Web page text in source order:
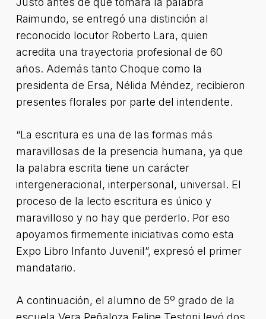
Raimundo, se entregó una distinción al
reconocido locutor Roberto Lara, quien
acredita una trayectoria profesional de 60
años. Además tanto Choque como la
presidenta de Ersa, Nélida Méndez, recibieron
presentes florales por parte del intendente.
“La escritura es una de las formas más
maravillosas de la presencia humana, ya que
la palabra escrita tiene un carácter
intergeneracional, interpersonal, universal. El
proceso de la lecto escritura es único y
maravilloso y no hay que perderlo. Por eso
apoyamos firmemente iniciativas como esta
Expo Libro Infanto Juvenil”, expresó el primer
mandatario.
A continuación, el alumno de 5º grado de la